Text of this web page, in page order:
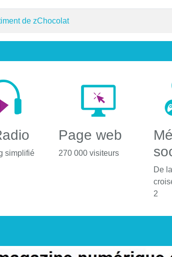
de zChocolat
simplifié
Page web
270 000 visiteurs
De
2